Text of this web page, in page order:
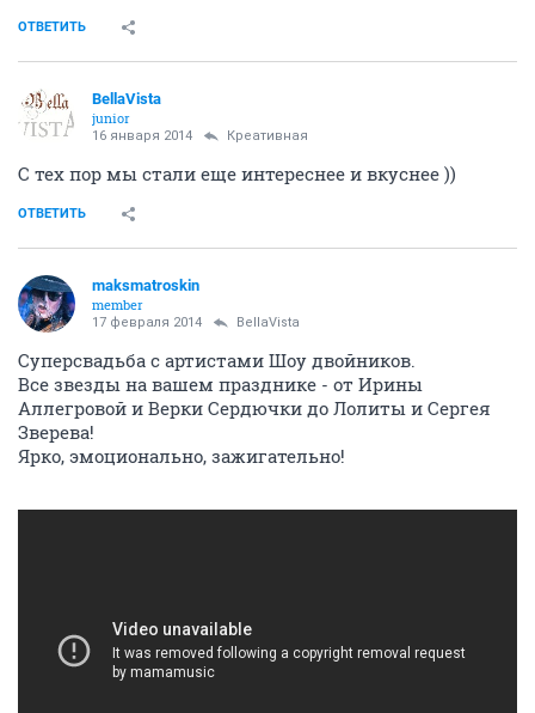
ОТВЕТИТЬ
BellaVista
junior
16 января 2014 Креативная
С тех пор мы стали еще интереснее и вкуснее ))
ОТВЕТИТЬ
maksmatroskin
member
17 февраля 2014 BellaVista
Суперсвадьба с артистами Шоу двойников.
Все звезды на вашем празднике - от Ирины
Аллегровой и Верки Сердючки до Лолиты и Сергея
Зверева!
Ярко, эмоционально, зажигательно!